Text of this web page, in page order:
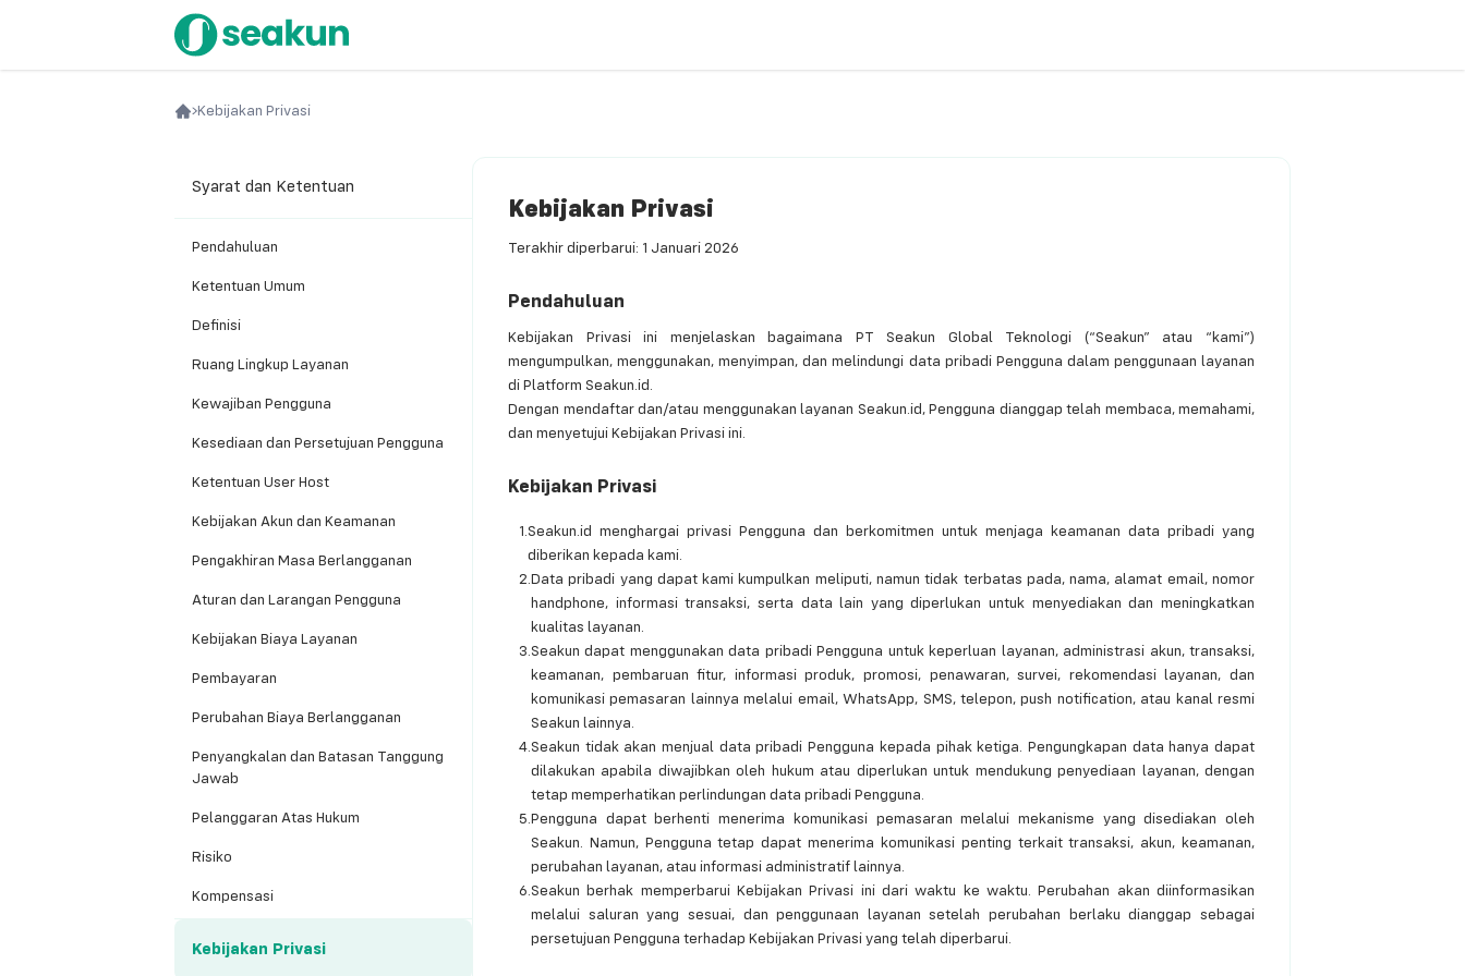
Kebijakan Privasi
Syarat dan Ketentuan
Pendahuluan
Ketentuan Umum
Definisi
Ruang Lingkup Layanan
Kewajiban Pengguna
Kesediaan dan Persetujuan Pengguna
Ketentuan User Host
Kebijakan Akun dan Keamanan
Pengakhiran Masa Berlangganan
Aturan dan Larangan Pengguna
Kebijakan Biaya Layanan
Pembayaran
Perubahan Biaya Berlangganan
Penyangkalan dan Batasan Tanggung
Jawab
Pelanggaran Atas Hukum
Risiko
Kompensasi
Kebijakan Privasi
Kebijakan Privasi
Terakhir diperbarui: 1 Januari 2026
Pendahuluan
Kebijakan Privasi ini menjelaskan bagaimana PT Seakun Global Teknologi (“Seakun” atau “kami”)
mengumpulkan, menggunakan, menyimpan, dan melindungi data pribadi Pengguna dalam penggunaan layanan
di Platform Seakun.id.
Dengan mendaftar dan/atau menggunakan layanan Seakun.id, Pengguna dianggap telah membaca, memahami,
dan menyetujui Kebijakan Privasi ini.
Kebijakan Privasi
1.Seakun.id menghargai privasi Pengguna dan berkomitmen untuk menjaga keamanan data pribadi yang
diberikan kepada kami.
2. Data pribadi yang dapat kami kumpulkan meliputi, namun tidak terbatas pada, nama, alamat email, nomor
handphone, informasi transaksi, serta data lain yang diperlukan untuk menyediakan dan meningkatkan
kualitas layanan.
3.Seakun dapat menggunakan data pribadi Pengguna untuk keperluan layanan, administrasi akun, transaksi,
keamanan, pembaruan fitur, informasi produk, promosi, penawaran, survei, rekomendasi layanan, dan
komunikasi pemasaran lainnya melalui email, WhatsApp, SMS, telepon, push notification, atau kanal resmi
Seakun lainnya.
4.Seakun tidak akan menjual data pribadi Pengguna kepada pihak ketiga. Pengungkapan data hanya dapat
dilakukan apabila diwajibkan oleh hukum atau diperlukan untuk mendukung penyediaan layanan, dengan
tetap memperhatikan perlindungan data pribadi Pengguna.
5. Pengguna dapat berhenti menerima komunikasi pemasaran melalui mekanisme yang disediakan oleh
Seakun. Namun, Pengguna tetap dapat menerima komunikasi penting terkait transaksi, akun, keamanan,
perubahan layanan, atau informasi administratif lainnya.
6.Seakun berhak memperbarui Kebijakan Privasi ini dari waktu ke waktu. Perubahan akan diinformasikan
melalui saluran yang sesuai, dan penggunaan layanan setelah perubahan berlaku dianggap sebagai
persetujuan Pengguna terhadap Kebijakan Privasi yang telah diperbarui.